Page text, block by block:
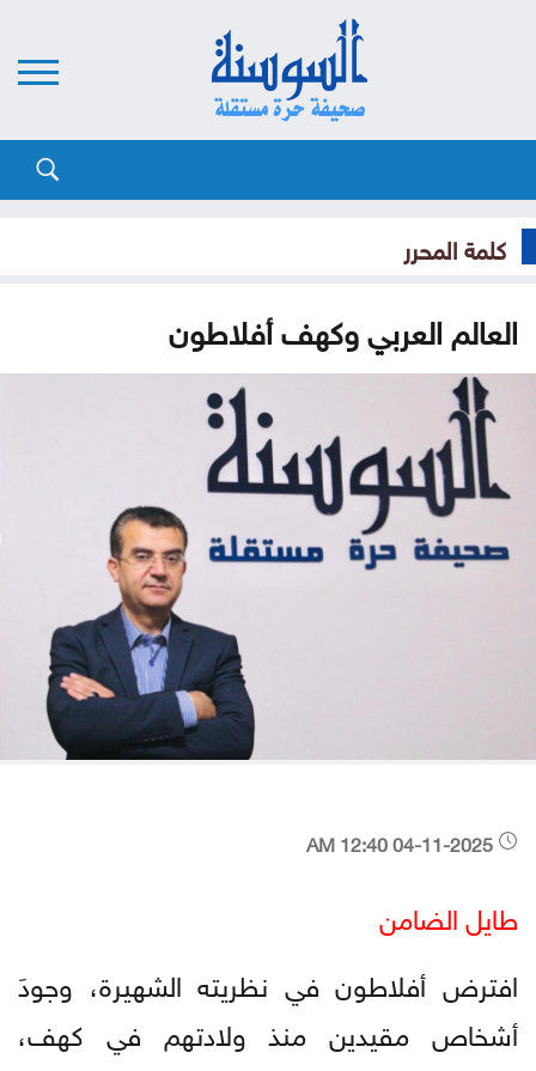
كلمة المحرر
العالم العربي وكهف أفلاطون
طايل الضامن
افترض أفلاطون في نظريته الشهيرة، وجودَ
أشخاص مقيدين منذ ولادتهم في كهف،